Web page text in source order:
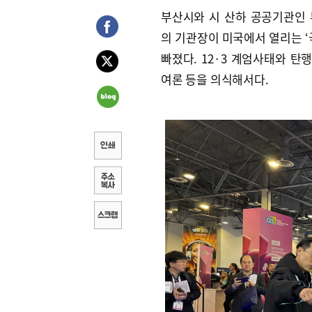
부산시와 시 산하 공공기관인
의 기관장이 미국에서 열리는
빠졌다. 12·3 계엄사태와 탄
여론 등을 의식해서다.